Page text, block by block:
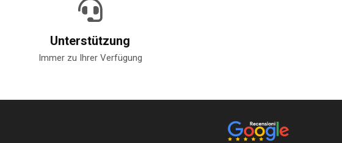
Unterstützung
Immer zu Ihrer Verfügung